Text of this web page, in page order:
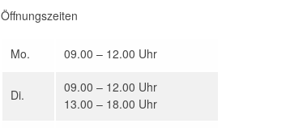
Öffnungszeiten
Mo. 09.00 – 12.00 Uhr
Di.
09.00 – 12.00 Uhr
13.00 – 18.00 Uhr